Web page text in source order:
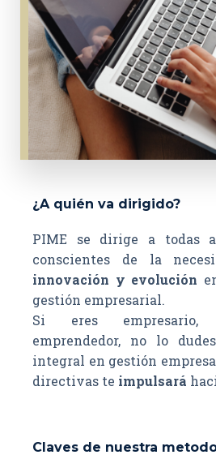
¿A quién va dirigido?
PIME se dirige a todas
conscientes de la
innovación y evolución
gestión empresarial.
Si eres empresario,
emprendedor, no lo
integral en gestión
directivas te impulsará
Claves de nuestra